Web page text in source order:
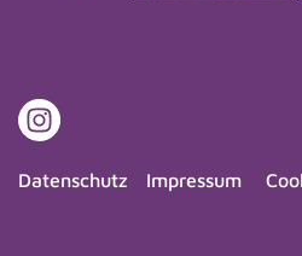
Datenschutz Impressum